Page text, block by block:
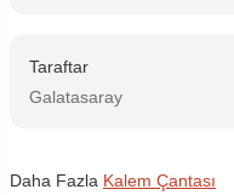
Taraftar
Galatasaray
Daha Fazla Kalem Çantası